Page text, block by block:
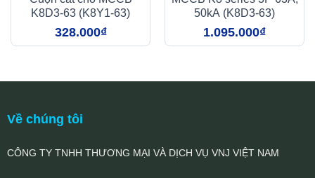
K8D3-63 (K8Y1-63)
328.000₫
50kA (K8D3-63)
1.095.000₫
Về chúng tôi
CÔNG TY TNHH THƯƠNG MẠI VÀ DỊCH VỤ VNJ VIỆT NAM